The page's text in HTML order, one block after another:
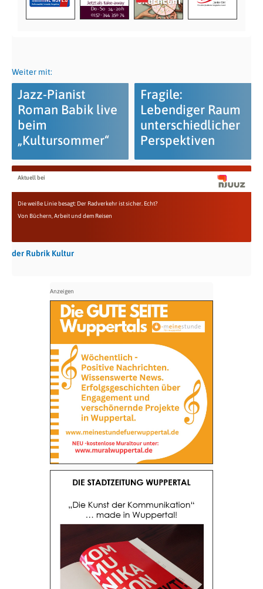
Weiter mit:
Jazz-Pianist
Roman Babik live
beim
„Kultursommer“
Fragile:
Lebendiger Raum
unterschiedlicher
Perspektiven
Aktuell bei
Die weiße Linie besagt: Der Radverkehr ist sicher. Echt?
Von Büchern, Arbeit und dem Reisen
der Rubrik Kultur